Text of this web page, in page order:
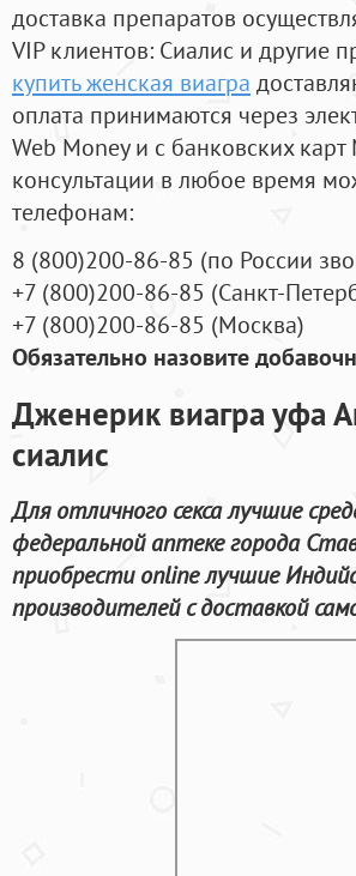
доставка препаратов
VIP клиентов: Сиалис и другие
купить женская виагра
оплата принимаются через
Web Money и с банковских
консультации в любое время
телефонам:
8 (800)200-86-85 (по России
+7 (800)200-86-85 (Санкт-
+7 (800)200-86-85 (Москва)
Обязательно назовите
Дженерик виагра уфа
сиалис
Для отличного секса лучшие
федеральной аптеке города
приобрести online лучшие
производителей с доставкой